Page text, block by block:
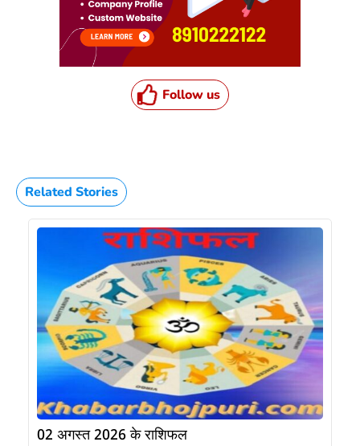
Follow us
Related Stories
02 अगस्त 2026 के राशिफल